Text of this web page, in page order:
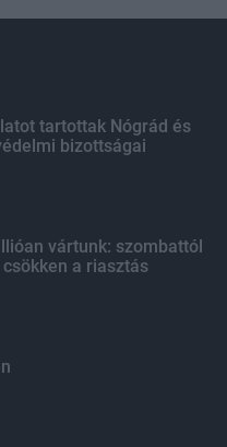
tartottak Nógrád és
bizottságai
vártunk: szombattól
a riasztás